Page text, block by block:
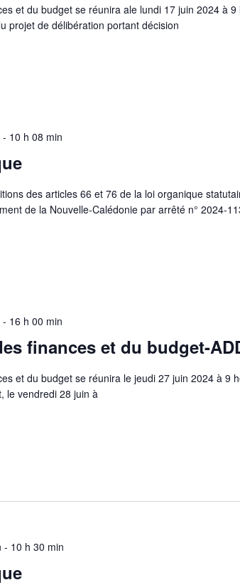
et du budget se réunira ale lundi 17 juin 2024 à 9
projet de délibération portant décision
- 10 h 08 min
des articles 66 et 76 de la loi organique
de la Nouvelle-Calédonie par arrêté n° 2024-
finances et du budget-
- 16 h 00 min
et du budget se réunira le jeudi 27 juin 2024 à 9
le vendredi 28 juin à
- 10 h 30 min